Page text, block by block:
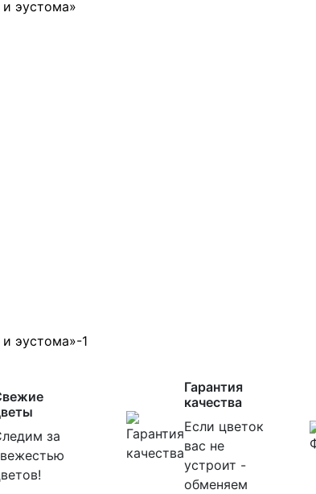
за
Гарантия
качества
Если цветок
вас не
устроит -
обменяем